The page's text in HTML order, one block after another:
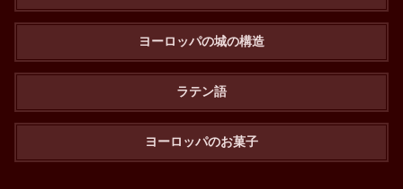
ヨーロッパの城の構造
ラテン語
ヨーロッパのお菓子